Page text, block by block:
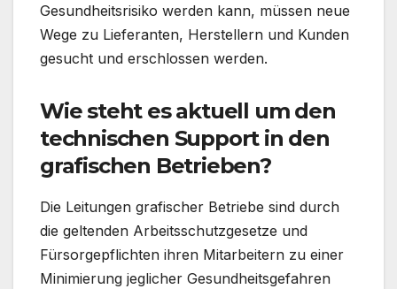
Gesundheitsrisiko werden kann, müssen neue
Wege zu Lieferanten, Herstellern und Kunden
gesucht und erschlossen werden.
Wie steht es aktuell um den
technischen Support in den
grafischen Betrieben?
Die Leitungen grafischer Betriebe sind durch
die geltenden Arbeitsschutzgesetze und
Fürsorgepflichten ihren Mitarbeitern zu einer
Minimierung jeglicher Gesundheitsgefahren